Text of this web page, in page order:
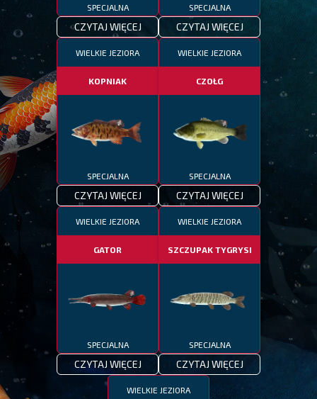
SPECJALNA
CZYTAJ WIĘCEJ
SPECJALNA
CZYTAJ WIĘCEJ
WIELKIE JEZIORA
KOPNIAK
SPECJALNA
CZYTAJ WIĘCEJ
WIELKIE JEZIORA
CZOŁG
SPECJALNA
CZYTAJ WIĘCEJ
WIELKIE JEZIORA
GATOR
SPECJALNA
CZYTAJ WIĘCEJ
WIELKIE JEZIORA
SZCZUPAK TYGRYSI
SPECJALNA
CZYTAJ WIĘCEJ
WIELKIE JEZIORA